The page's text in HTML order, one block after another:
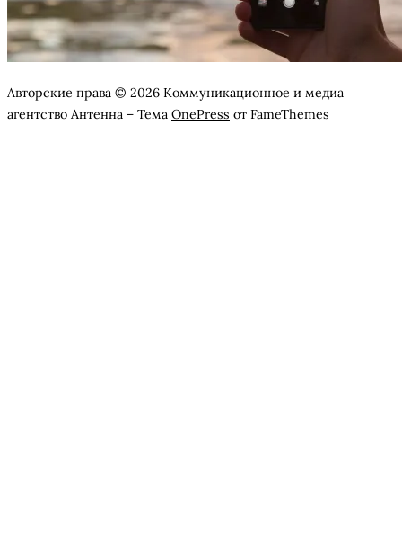
Авторские права © 2026 Коммуникационное и медиа
агентство Антенна – Тема OnePress от FameThemes